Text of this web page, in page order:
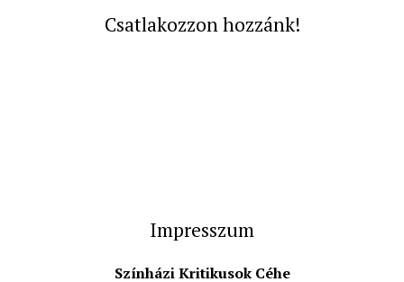
Csatlakozzon hozzánk!
Impresszum
Színházi Kritikusok Céhe